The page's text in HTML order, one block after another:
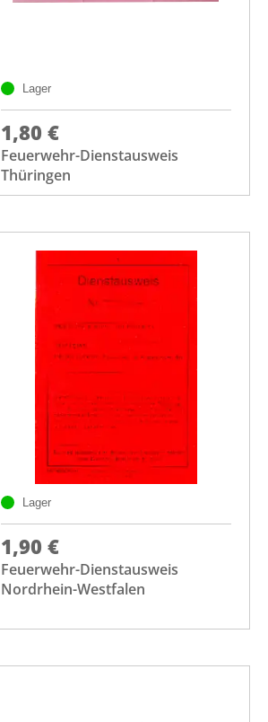
Lager
1,80 €
Feuerwehr-Dienstausweis
Thüringen
Lager
1,90 €
Feuerwehr-Dienstausweis
Nordrhein-Westfalen